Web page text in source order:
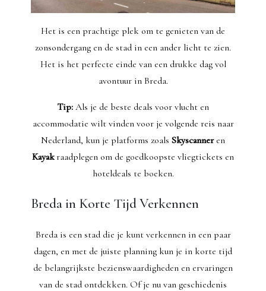
Het is een prachtige plek om te genieten van de
zonsondergang en de stad in een ander licht te zien.
Het is het perfecte einde van een drukke dag vol
avontuur in Breda.
Tip: Als je de beste deals voor vlucht en
accommodatie wilt vinden voor je volgende reis naar
Nederland, kun je platforms zoals Skyscanneren
Kayakraadplegen om de goedkoopste vliegtickets en
hoteldeals te boeken.
Breda in Korte Tijd Verkennen
Breda is een stad die je kunt verkennen in een paar
dagen, en met de juiste planning kun je in korte tijd
de belangrijkste bezienswaardigheden en ervaringen
van de stad ontdekken. Of je nu van geschiedenis